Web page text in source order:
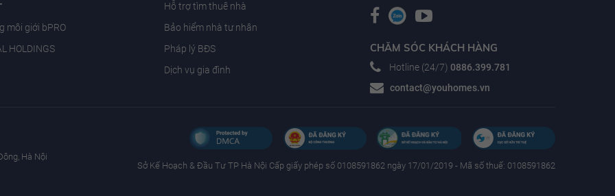
môi giới bPRO
HOLDINGS
Hỗ trợ tìm thuê nhà
Bảo hiểm nhà tư nhân
Pháp lý BĐS
Dịch vụ gia đình
CHĂM SÓC KHÁCH HÀNG
Hotline (24/7) 0886.399.781
contact@youhomes.vn
Hà Nội
Sở Kế Hoạch & Ðầu Tư TP Hà Nội Cấp giấy phép số 0108591862 ngày 17/01/2019 - Mã số thuế: 0108591862